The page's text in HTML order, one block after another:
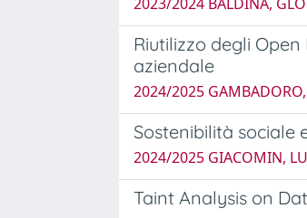
Riutilizzo degli
aziendale
2024/2025 GAMBADORO,
Sostenibilità sociale
2024/2025 GIACOMIN,
Taint Analysis on